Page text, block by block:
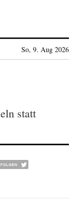
So, 9. Aug 2026
statt